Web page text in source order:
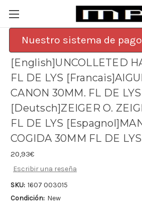
Nuestro sistema de
[English]UNCOLLETED
FL DE LYS
CANON 30MM. FL DE LYS
[Deutsch]ZEIGER O.
FL DE LYS
COGIDA 30MM FL DE LYS
20,93€
Escribir una reseña
SKU: 1607 003015
Condición: New